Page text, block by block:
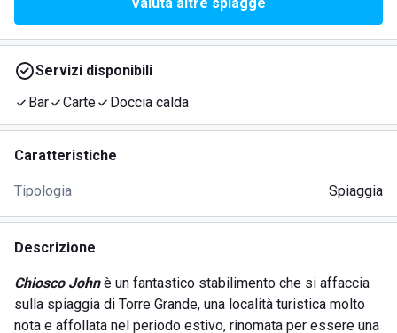
Servizi disponibili
Bar
Carte Doccia calda
Caratteristiche
Tipologia Spiaggia
Descrizione
Chiosco Johnè un fantastico stabilimento che si affaccia
sulla spiaggia di Torre Grande, una località turistica molto
nota e affollata nel periodo estivo, rinomata per essere una